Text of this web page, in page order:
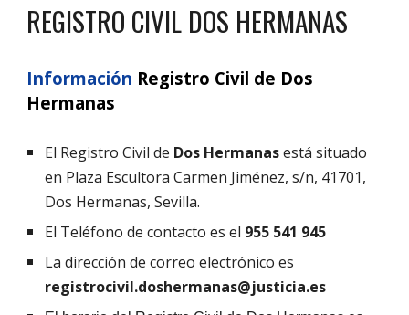
REGISTRO CIVIL DOS HERMANAS
Información Registro Civil de Dos
Hermanas
El Registro Civil de Dos Hermanasestá situado
en Plaza Escultora Carmen Jiménez, s/n, 41701,
Dos Hermanas, Sevilla.
El Teléfono de contacto es el 955 541 945
La dirección de correo electrónico es
registrocivil.doshermanas@justicia.es